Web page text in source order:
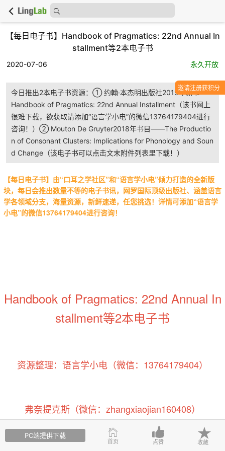
【每日电子书】Handbook of Pragmatics: 22nd Annual In
stallment等2本电子书
2020-07-06 永久开放
今日推出2本电子书资源：① 约翰·本杰明出版社2019年新书——
Handbook of Pragmatics: 22nd Annual Installment（该书网上
很难下载，欲获取请添加“语言学小电”的微信13764179404进行
咨询！）② Mouton De Gruyter2018年书目——The Productio
n of Consonant Clusters: Implications for Phonology and Soun
d Change（该电子书可以点击文末附件列表里下载！）
【每日电子书】由“口耳之学社区”和“语言学小电”倾力打造的全新版
块，每日会推出数量不等的电子书讯，网罗国际顶级出版社、涵盖语言
学各领域分支，海量资源，新鲜速递，任您挑选！详情可添加“语言学
小电”的微信13764179404进行咨询！
Handbook of Pragmatics: 22nd Annual In
stallment等2本电子书
资源整理：语言学小电（微信：13764179404）
弗奈提克斯（微信：zhangxiaojian160408）
邀请注册获积分
PC端提供下载
首页 点赞 收藏